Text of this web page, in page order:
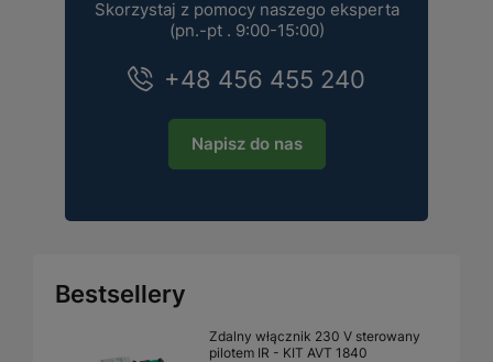
Skorzystaj z pomocy naszego eksperta
(pn.-pt . 9:00-15:00)
+48 456 455 240
Napisz do nas
Bestsellery
Zdalny włącznik 230 V sterowany
pilotem IR - KIT AVT 1840